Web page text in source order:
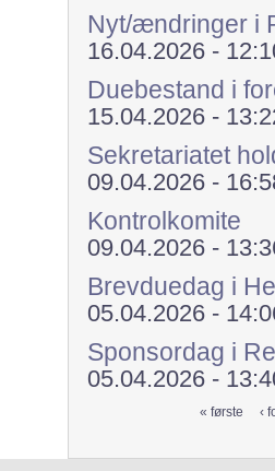
Nyt/ændringer i
16.04.2026 -
Duebestand i
15.04.2026 -
Sekretariatet
09.04.2026 -
Kontrolkomite
09.04.2026 -
Brevduedag i
05.04.2026 -
Sponsordag i
05.04.2026 -
« første ‹